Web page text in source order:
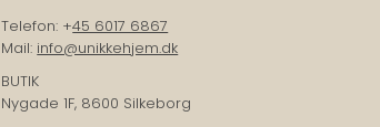
Telefon: +45 6017 6867
Mail: info@unikkehjem.dk
BUTIK
Nygade 1F, 8600 Silkeborg